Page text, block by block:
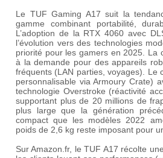
Le TUF Gaming A17 suit la
gamme combinant portabilité,
L’adoption de la RTX 4060 avec
l’évolution vers des technologies
priorité pour les gamers en 2025. La
à la demande pour des appareils
fréquents (LAN parties, voyages). Le
personnalisable viaArmoury Crate)
technologie Overstroke (réactivité
supportant plus de 20 millions de
plus large que la génération
compact que les modèles 2022
poids de 2,6 kg reste imposant pour
SurAmazon.fr, le TUF A17 récolte